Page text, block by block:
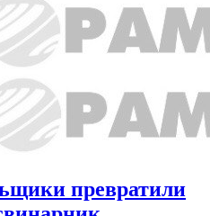
превратили